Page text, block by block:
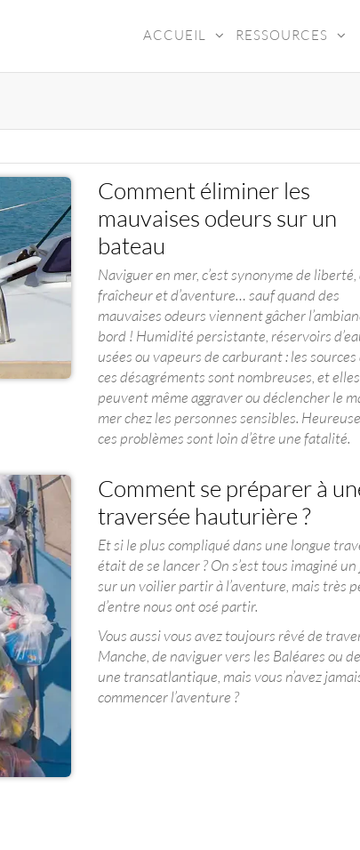
ACCUEIL RESSOURCES
Comment éliminer les
mauvaises odeurs sur un
bateau
Naviguer en mer, c’est synonyme de liberté,
fraîcheur et d’aventure… sauf quand des
mauvaises odeurs viennent gâcher
bord ! Humidité persistante, réservoirs
usées ou vapeurs de carburant : les sources
ces désagréments sont nombreuses, et elles
peuvent même aggraver ou déclencher le
mer chez les personnes sensibles.
ces problèmes sont loin d’être une fatalité.
Comment se préparer à
traversée hauturière ?
Et si le plus compliqué dans une longue
était de se lancer ? On s’est tous imaginé
sur un voilier partir à l’aventure, mais très
d’entre nous ont osé partir.
Vous aussi vous avez toujours rêvé de
Manche, de naviguer vers les Baléares ou
une transatlantique, mais vous n’avez
commencer l’aventure ?